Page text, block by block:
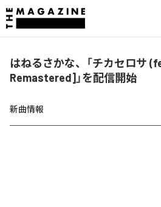
はねるさかな、「チカセロサ
Remastered]」を配信開始
新曲情報